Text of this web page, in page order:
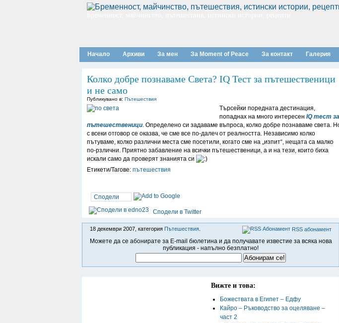
Начало Архиви За мен За Moment of Peace За контакт Галерия
Колко добре познаваме Света? IQ Тест за пътешественици
и не само
Публикувано в: Пътешествия
Търсейки поредната дестинация,
попаднах на много интересен IQ тест за
пътешественици. Определено си задаваме въпроса, колко добре познаваме света.
с всеки отговор се оказва, че сме все по-далеч от реалността. Независимо колко
пътуваме, колко различни места сме посетили, когато сме на „изпит“, нещата са малко
по-рзлични. Приятно забавление на всички пътешественици, а и на тези, които биха
искали само да проверят знанията си
Етикети/Тагове: пътешествия
Сподели
Сподели в Twitter
18 декември 2007, категория Пътешествия RSS абонамент
Можете да се абонирате за E-mail бюлетина и да получавате известие за всяка нова
публикация - напълно безплатно!
Вижте и това:
Божествата в Египет – Едфу
Кайро – Ръководство за оцеляване –
част 2